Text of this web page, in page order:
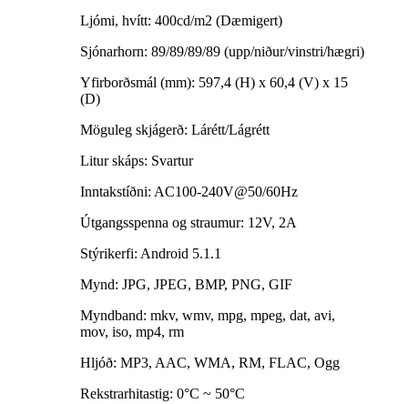
Ljómi, hvítt: 400cd/m2 (Dæmigert)
Sjónarhorn: 89/89/89/89 (upp/niður/vinstri/hægri)
Yfirborðsmál (mm): 597,4 (H) x 60,4 (V) x 15
(D)
Möguleg skjágerð: Lárétt/Lágrétt
Litur skáps: Svartur
Inntakstíðni: AC100-240V@50/60Hz
Útgangsspenna og straumur: 12V, 2A
Stýrikerfi: Android 5.1.1
Mynd: JPG, JPEG, BMP, PNG, GIF
Myndband: mkv, wmv, mpg, mpeg, dat, avi,
mov, iso, mp4, rm
Hljóð: MP3, AAC, WMA, RM, FLAC, Ogg
Rekstrarhitastig: 0°C ~ 50°C